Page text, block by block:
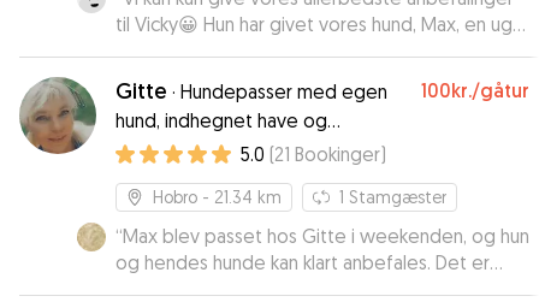
til Vicky😀 Hun har givet vores hund, Max, en uge
fyldt med omsorg, nærvær, hygge, pleje,
motion, kompetance og glæde. Fra første
øjeblik vandt Vicky hans hjerte😊 Max kunne ikke
have været i bedre hænder end sammen med
Vicky👍 Vi er så glade for, at Vicky tog sig af Max
og gav ham en super, dejlig uge. Vi kan tydeligt
mærke på Max, at han har haft det godt takket
være Vicky. Så Max stjerner fra Max og familie😀”
Gitte · Hundepasser med egen
hund, indhegnet have og
hundevenligt hus
100kr./gåtur
5.0 (21 Bookinger)
Hobro - 21.34 km 1 Stamgæster
“Max blev passet hos Gitte i weekenden, og hun
og hendes hunde kan klart anbefales. Det er
første gang vi har fået en glad og tilfreds hund